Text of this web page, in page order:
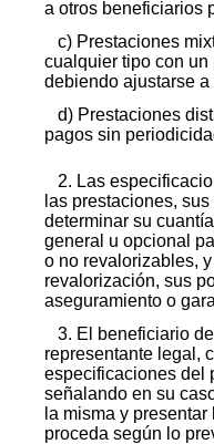
a otros beneficiarios
c) Prestaciones
cualquier tipo con un
debiendo ajustarse
d) Prestaciones
pagos sin
2. Las
las prestaciones,
determinar su
general u opcional
o no revalorizables,
revalorización, sus
aseguramiento o
3. El beneficiario
representante legal,
especificaciones del
señalando en su
la misma y
proceda según lo